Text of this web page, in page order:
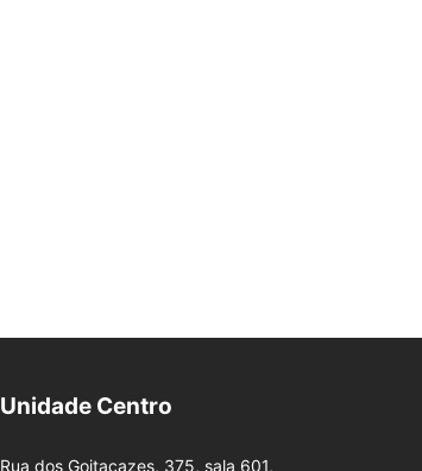
Unidade Centro
Rua dos Goitacazes, 375, sala 601,